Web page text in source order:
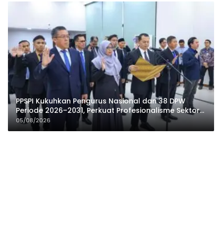
PPSPI Kukuhkan Pengurus Nasional dan 38 DPW
Periode 2026–2031, Perkuat Profesionalisme Sektor
Publik
05/08/2026